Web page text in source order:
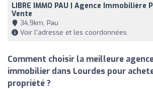
LIBRE IMMO PAU | Agence Immobilière
Vente
34,9km, Pau
Voir l'adresse et les coordonnées
Comment choisir la meilleure
immobilier dans Lourdes pour
propriété ?